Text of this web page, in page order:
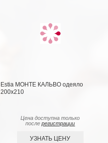
Estia МОНТЕ КАЛЬВО одеяло
200х210
Цена доступна только
послерегистрации
УЗНАТЬ ЦЕНУ